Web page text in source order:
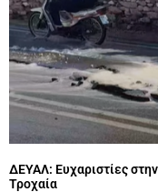
ΔΕΥΑΛ: Ευχαριστίες
Τροχαία